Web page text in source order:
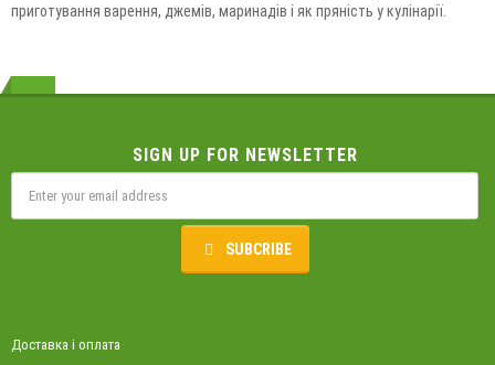
приготування варення, джемів, маринадів і як пряність у кулінарії.
SIGN UP FOR NEWSLETTER
SUBCRIBE
Доставка і оплата